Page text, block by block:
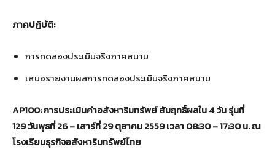
ภาคปฏิบัติ:
การทดลองประเมินจริงภาคสนาม
เสนอรายงานผลการทดลองประเมินจริงภาคสนาม
AP100:การประเมินค่าอสังหาริมทรัพย์ สัมฤทธิ์ผลใน 4 วัน รุ่นที่
129วันพุธที่ 26 – เสาร์ที่ 29 ตุลาคม 2559 เวลา 08:30 – 17:30 น. ณ
โรงเรียนธุรกิจอสังหาริมทรัพย์ไทย